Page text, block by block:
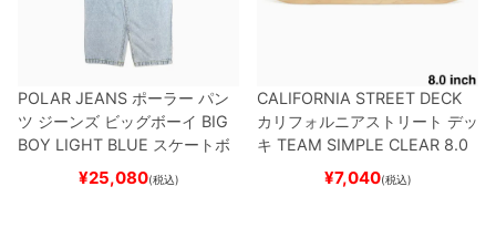
POLAR JEANS ポーラー パン
ツ ジーンズ ビッグボーイ BIG
BOY LIGHT BLUE スケートボ
ード スケボー
¥25,080(税込)
CALIFORNIA STREET DECK
カリフォルニアストリート デッ
キ TEAM SIMPLE CLEAR 8.0
ブランク（DSM）
ード スケボー
¥7,040(税込)